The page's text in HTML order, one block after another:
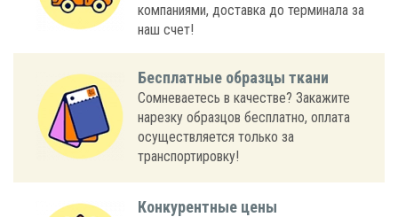
компаниями, доставка до терминала за
наш счет!
Бесплатные образцы ткани
Сомневаетесь в качестве? Закажите
нарезку образцов бесплатно, оплата
осуществляется только за
транспортировку!
Конкурентные цены